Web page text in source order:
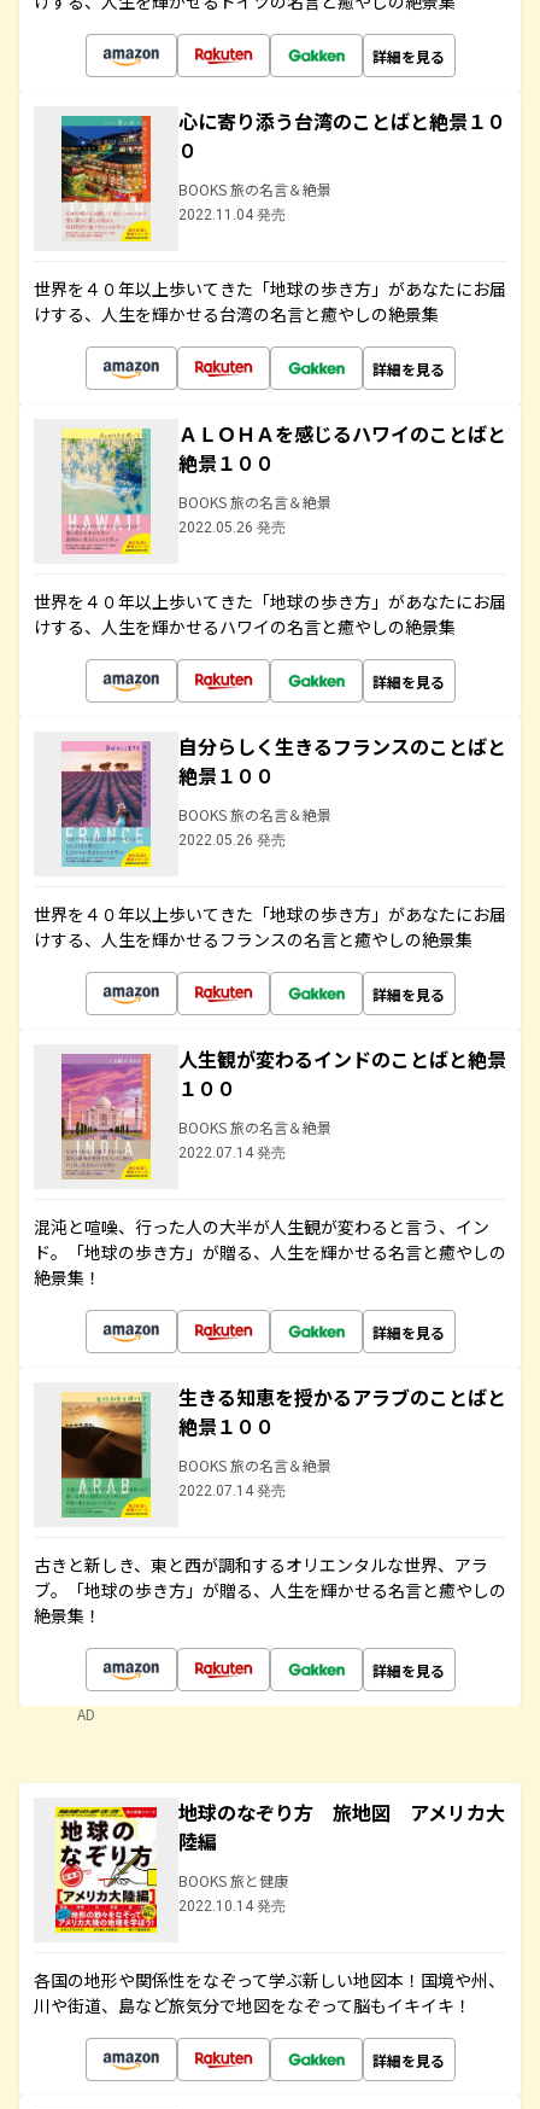
詳細を見る
心に寄り添う台湾のことばと絶景１０
０
BOOKS 旅の名言＆絶景
2022.11.04 発売
世界を４０年以上歩いてきた「地球の歩き方」があなたにお届
けする、人生を輝かせる台湾の名言と癒やしの絶景集
詳細を見る
ＡＬＯＨＡを感じるハワイのことばと
絶景１００
BOOKS 旅の名言＆絶景
2022.05.26 発売
世界を４０年以上歩いてきた「地球の歩き方」があなたにお届
けする、人生を輝かせるハワイの名言と癒やしの絶景集
詳細を見る
自分らしく生きるフランスのことばと
絶景１００
BOOKS 旅の名言＆絶景
2022.05.26 発売
世界を４０年以上歩いてきた「地球の歩き方」があなたにお届
けする、人生を輝かせるフランスの名言と癒やしの絶景集
詳細を見る
人生観が変わるインドのことばと絶景
１００
BOOKS 旅の名言＆絶景
2022.07.14 発売
混沌と喧噪、行った人の大半が人生観が変わると言う、イン
ド。「地球の歩き方」が贈る、人生を輝かせる名言と癒やしの
絶景集！
詳細を見る
生きる知恵を授かるアラブのことばと
絶景１００
BOOKS 旅の名言＆絶景
2022.07.14 発売
古きと新しき、東と西が調和するオリエンタルな世界、アラ
ブ。「地球の歩き方」が贈る、人生を輝かせる名言と癒やしの
絶景集！
詳細を見る
AD
地球のなぞり方 旅地図 アメリカ大
陸編
BOOKS 旅と健康
2022.10.14 発売
各国の地形や関係性をなぞって学ぶ新しい地図本！国境や州、
川や街道、島など旅気分で地図をなぞって脳もイキイキ！
詳細を見る